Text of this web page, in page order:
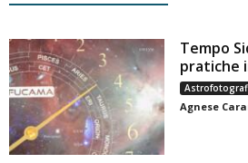
Tempo
pratiche
Agnese